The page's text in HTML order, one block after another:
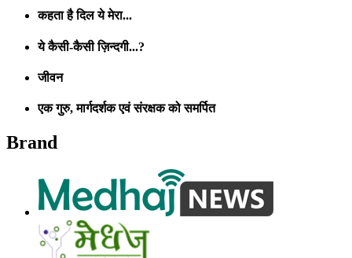
कहता है दिल ये मेरा...
ये कैसी-कैसी ज़िन्दगी...?
जीवन
एक गुरु, मार्गदर्शक एवं संरक्षक को समर्पित
Brand